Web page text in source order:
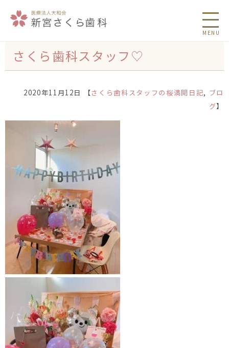
MENU
さくら歯科スタッフ♡
2020年11月12日 【さくら歯科スタッフの桜満開日記, ブロ
グ】